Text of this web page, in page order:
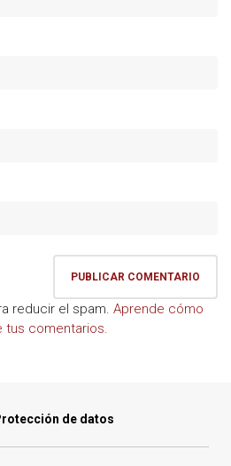
reducir el spam. Aprende cómo
tus comentarios.
de datos